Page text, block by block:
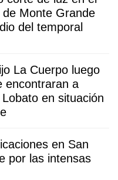
Monte Grande
del temporal
La Cuerpo luego
encontraran a
en situación
en San
por las intensas